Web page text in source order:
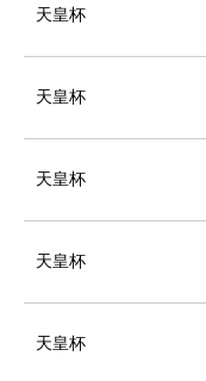
天皇杯
天皇杯
天皇杯
天皇杯
天皇杯